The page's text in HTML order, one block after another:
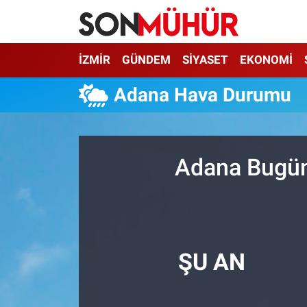
İZMİR GÜNDEM SİYASET EKONOMİ
Adana Hava Durumu
Adana
ŞU AN
İzmir Nöbetçi Eczaneler
İzmir Hava Durumu
İzmir Trafik Yoğunluk Haritası